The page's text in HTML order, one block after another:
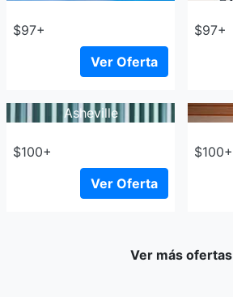
$97+
Ver Oferta
$97+
Asheville
$100+
Ver Oferta
$100+
Ver más ofertas